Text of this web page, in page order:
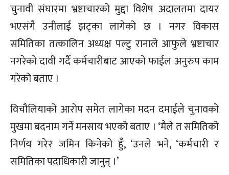
चुनावी संघारमा भ्रष्टाचारको मुद्दा विशेष अदालतमा दायर
भएसंगै उनीलाई झट्का लागेको छ । नगर विकास
समितिका तत्कालिन अध्यक्ष पल्टु रानाले आफुले भ्रष्टाचार
नगरेको दावी गर्दै कर्मचारीबाट आएको फाईल अनुरुप काम
गरेको बताए ।
विचौलियाको आरोप समेत लागेका मदन दमाईले चुनावको
मुखमा बदनाम गर्ने मनसाय भएको बताए । ‘मैले त समितिको
निर्णय गरेर जमिन किनेको हुँ, ‘उनले भने, ‘कर्मचारी र
समितिका पदाधिकारी जानुन् ।’